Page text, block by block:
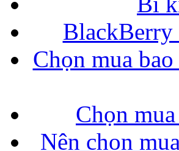
BlackBerry
Chọn mua
Chọn
Nên chọn